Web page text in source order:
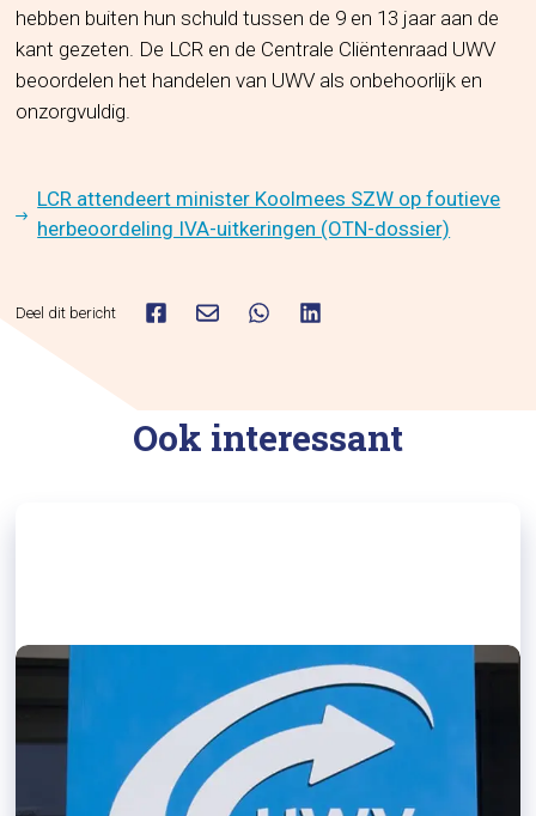
hebben buiten hun schuld tussen de 9 en 13 jaar aan de
kant gezeten. De LCR en de Centrale Cliëntenraad UWV
beoordelen het handelen van UWV als onbehoorlijk en
onzorgvuldig.
LCR attendeert minister Koolmees SZW op foutieve
herbeoordeling IVA-uitkeringen (OTN-dossier)
Deel dit bericht
Ook interessant